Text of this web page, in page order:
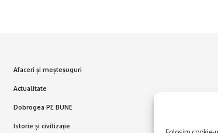
Afaceri și meșteșuguri
Actualitate
Dobrogea PE BUNE
Istorie și civilizaţie